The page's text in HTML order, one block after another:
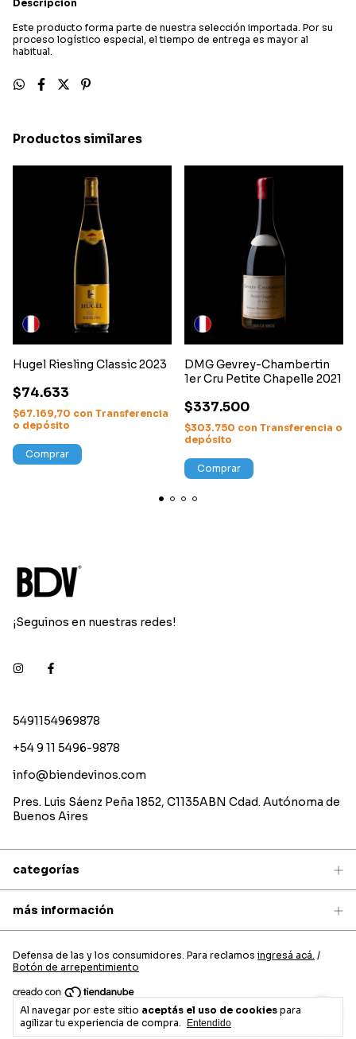
Al navegar por este sitio aceptás el uso de cookies para
agilizar tu experiencia de compra.
Entendido
Descripción
Este producto forma parte de nuestra selección importada. Por su
proceso logístico especial, el tiempo de entrega es mayor al
habitual.
Productos similares
Hugel Riesling Classic 2023
$74.633
$67.169,70 con Transferencia
o depósito
Comprar
DMG Gevrey-Chambertin
1er Cru Petite Chapelle 2021
$337.500
$303.750 con Transferencia o
depósito
Comprar
¡Seguinos en nuestras redes!
5491154969878
+54 9 11 5496-9878
info@biendevinos.com
Pres. Luis Sáenz Peña 1852, C1135ABN Cdad. Autónoma de
Buenos Aires
categorías
más información
Defensa de las y los consumidores. Para reclamos ingresá acá. /
Botón de arrepentimiento
Copyright Bien de vinos - 2026. Todos los derechos reservados.